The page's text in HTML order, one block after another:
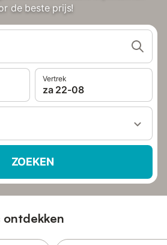
de beste prijs!
Vertrek
za 22-08
ZOEKEN